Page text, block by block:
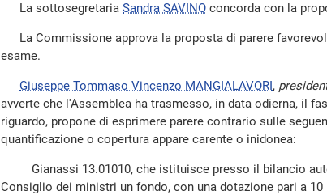
La sottosegretaria Sandra SAVINO concorda con la
La Commissione approva la proposta di parere
esame.
Giuseppe Tommaso Vincenzo MANGIALAVORI,
avverte che l'Assemblea ha trasmesso, in data odierna, il
riguardo, propone di esprimere parere contrario sulle
quantificazione o copertura appare carente o inidonea:
Gianassi 13.01010, che istituisce presso il bilancio
Consiglio dei ministri un fondo, con una dotazione pari a